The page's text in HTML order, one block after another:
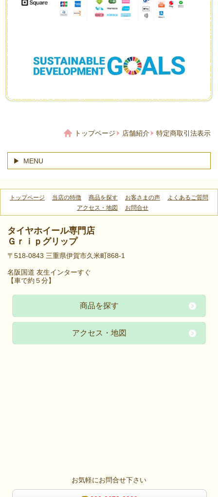
トップページ 店舗紹介 特定商取引法表示
MENU
トップページ 当店の特徴 商品を探す お客さまの声
よくあるご質問
アクセス・地図
お問合せ
タイヤホイール専門店
Ｇｒｉｐグリップ
〒518-0843 三重県伊賀市久米町868-1
名阪国道 友生インターすぐ
【車で約５分】
商品を探す
アクセス・地図
お気軽にお問合せ下さい